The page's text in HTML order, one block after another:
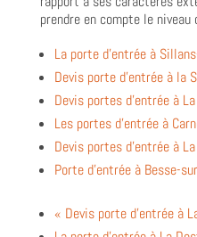
prendre en compte le
La porte d’entrée à
Devis porte d’entrée à la
Devis portes d’entrée à
Les portes d’entrée à
Devis portes d’entrée à
Porte d’entrée à Besse-
« Devis porte d’entrée à